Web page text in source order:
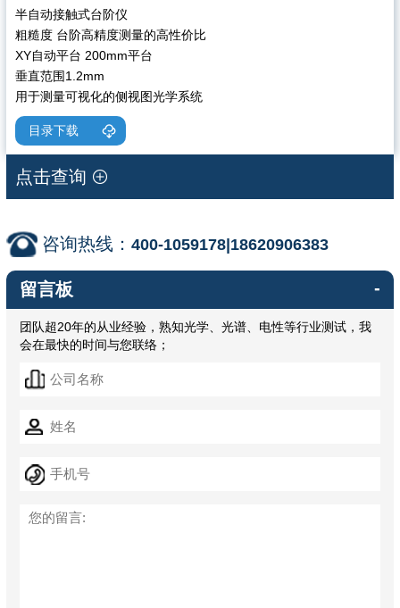
半自动接触式台阶仪
粗糙度 台阶高精度测量的高性价比
XY自动平台 200mm平台
垂直范围1.2mm
用于测量可视化的侧视图光学系统
目录下载
点击查询
咨询热线： 400-1059178|18620906383
留言板 -
团队超20年的从业经验，熟知光学、光谱、电性等行业测试，我
会在最快的时间与您联络；